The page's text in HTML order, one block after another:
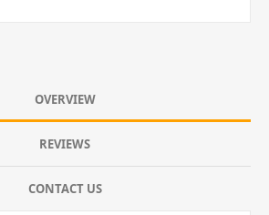
OVERVIEW
REVIEWS
CONTACT US